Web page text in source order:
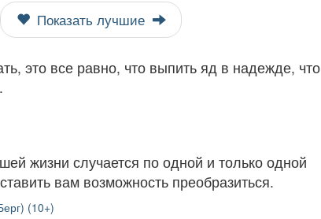
Показать лучшие
это все равно, что выпить яд в надежде, что
жизни случается по одной и только одной
вам возможность преобразиться.
(10+)